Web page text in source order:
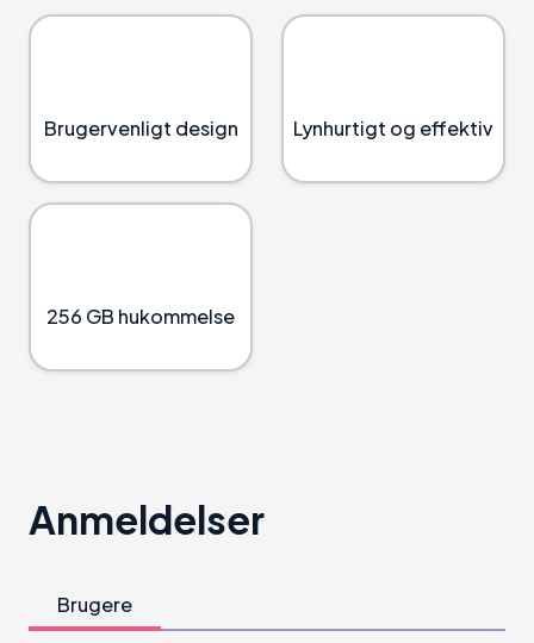
Brugervenligt design Lynhurtigt og effektiv
256 GB hukommelse
Anmeldelser
Brugere